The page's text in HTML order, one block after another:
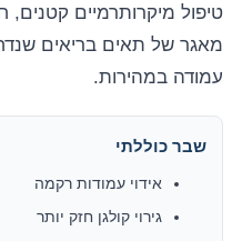
טיפול מיקרותרמיים
מאגר של תאים בריאים
עמודה במהירות.
שבר כוללתי
אידוי עמודות רקמה
גירוי קולגן חזק יותר